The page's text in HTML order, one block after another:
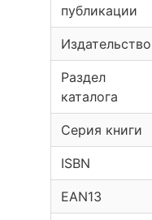
публикации
Издательство
Раздел
каталога
Серия книги
ISBN
EAN13